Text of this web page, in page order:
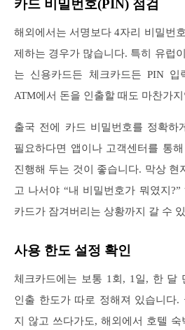
카드 비밀번호(PIN) 점검
해외에서는 서명보다 4자리 비밀번
제하는 경우가 많습니다. 특히 유럽
는 신용카드든 체크카드든 PIN 입
ATM에서 돈을 인출할 때도 마찬가
출국 전에 카드 비밀번호를 정확하
필요하다면 앱이나 고객센터를 통
진행해 두는 것이 좋습니다. 막상 현
고 나서야 “내 비밀번호가 뭐였지
카드가 잠겨버리는 상황까지 갈 수
사용 한도 설정 확인
체크카드에는 보통 1회, 1일, 한 달
인출 한도가 따로 정해져 있습니다.
지 않고 쓰다가도, 해외에서 호텔